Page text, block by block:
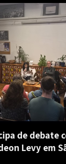
de debate
Levy em